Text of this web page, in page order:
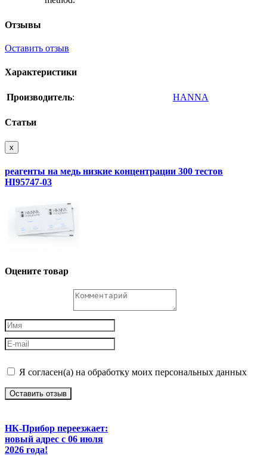
Отзывы
Оставить отзыв
Характеристики
Производитель: HANNA
Статьи
x
реагенты на медь низкие концентрации 300 тестов
HI95747-03
Оцените товар
Я согласен(а) на обработку моих персональных данных
Оставить отзыв
НК-Прибор переезжает:
новый адрес с 06 июля
2026 года!